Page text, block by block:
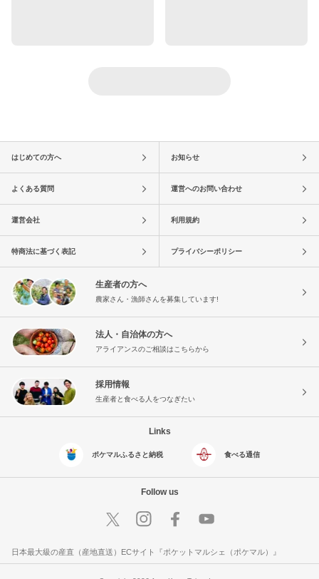
はじめての方へ お知らせ
よくある質問 運営へのお問い合わせ
運営会社 利用規約
特商法に基づく表記 プライバシーポリシー
生産者の方へ
農家さん・漁師さんを募集しています!
法人・自治体の方へ
アライアンスのご相談はこちらから
採用情報
生産者と食べる人をつなぎたい
Links
ポケマルふるさと納税 食べる通信
Follow us
日本最大級の産直（産地直送）ECサイト『ポケットマルシェ（ポケマル）』